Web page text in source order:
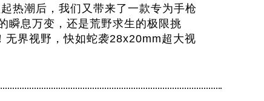
热潮后，我们又带来了一款专为手枪
息万变，还是荒野求生的极限挑
无界视野，快如蛇袭28x20mm超大视